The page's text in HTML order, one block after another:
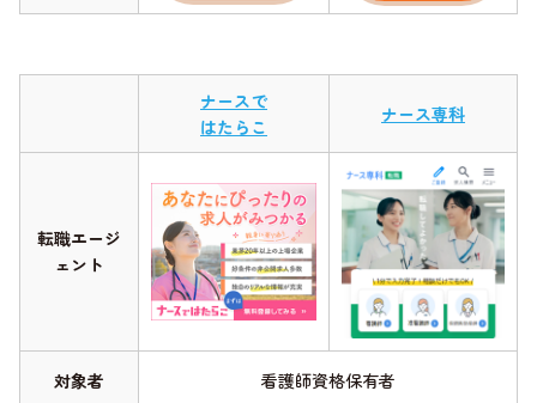
ナースで
はたらこ
ナース専科
転職エージ
ェント
対象者 看護師資格保有者